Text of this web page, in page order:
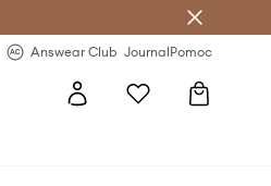
Answear Club JournalPomoc